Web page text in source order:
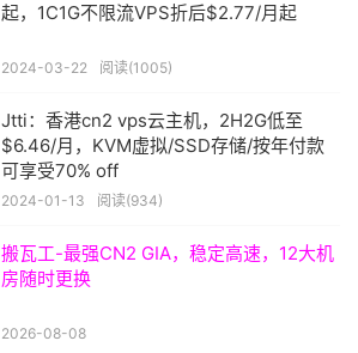
起，1C1G不限流VPS折后$2.77/月起
2024-03-22 阅读(1005)
Jtti：香港cn2 vps云主机，2H2G低至
$6.46/月，KVM虚拟/SSD存储/按年付款
可享受70% off
2024-01-13 阅读(934)
搬瓦工-最强CN2 GIA，稳定高速，12大机
房随时更换
2026-08-08